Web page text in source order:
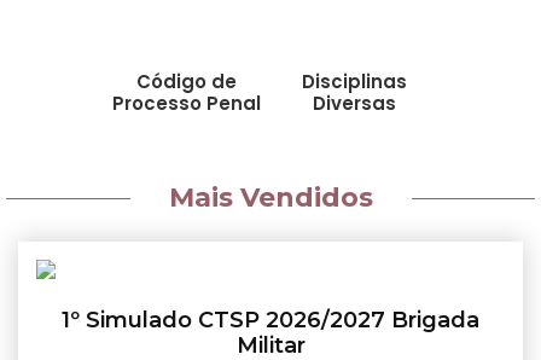
Código de
Processo Penal
Disciplinas
Diversas
Mais Vendidos
1º Simulado CTSP 2026/2027 Brigada
Militar